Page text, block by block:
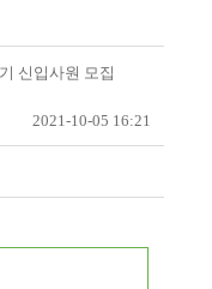
신입사원 모집
2021-10-05 16:21